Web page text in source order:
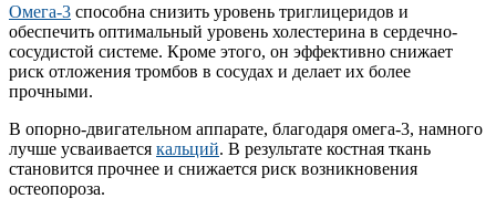
Омега-3 способна снизить уровень триглицеридов и
обеспечить оптимальный уровень холестерина в сердечно-
сосудистой системе. Кроме этого, он эффективно снижает
риск отложения тромбов в сосудах и делает их более
прочными.
В опорно-двигательном аппарате, благодаря омега-3, намного
лучше усваивается кальций. В результате костная ткань
становится прочнее и снижается риск возникновения
остеопороза.